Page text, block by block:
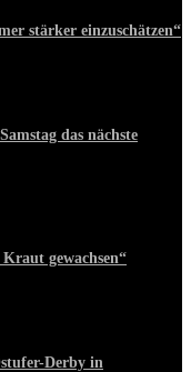
stärker einzuschätzen“
das nächste
gewachsen“
Derby in